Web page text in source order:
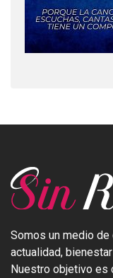
Somos un medio
actualidad,
Nuestro objetivo es